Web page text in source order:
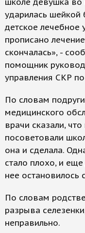
ударилась шейкой
детское лечебное
прописано
скончалась», -
помощник
управления СКР
По словам
медицинского
врачи сказали,
посоветовали
она и сделала.
стало плохо, и
нее остановилось
По словам
разрыва
неправильно.